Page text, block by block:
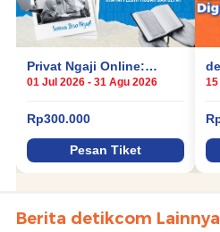
Berita detikcom Lainnya